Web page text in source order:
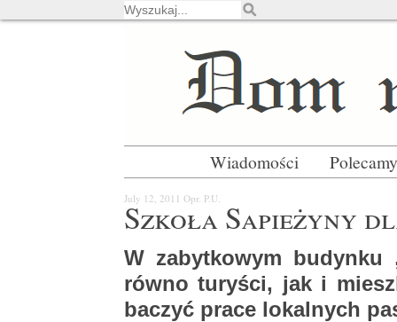
Wiadomości Polecamy
July 12, 2011 Opr. P.U.
Szko­ła Sa­pie­ży­ny
W za­byt­ko­wym
rów­no tu­ry­ści, jak i
ba­czyć prace lo­kal­nych